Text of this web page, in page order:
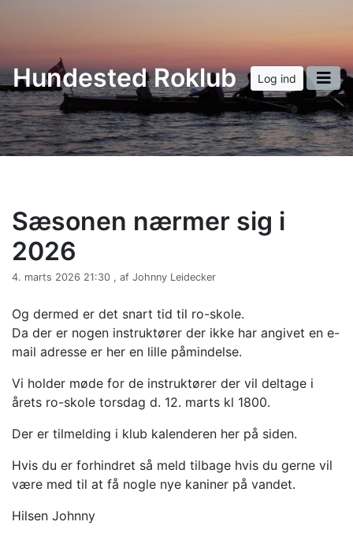
Hundested Roklub Log ind
Sæsonen nærmer sig i
2026
4. marts 2026 21:30 , af Johnny Leidecker
Og dermed er det snart tid til ro-skole.
Da der er nogen instruktører der ikke har angivet en e-
mail adresse er her en lille påmindelse.
Vi holder møde for de instruktører der vil deltage i
årets ro-skole torsdag d. 12. marts kl 1800.
Der er tilmelding i klub kalenderen her på siden.
Hvis du er forhindret så meld tilbage hvis du gerne vil
være med til at få nogle nye kaniner på vandet.
Hilsen Johnny